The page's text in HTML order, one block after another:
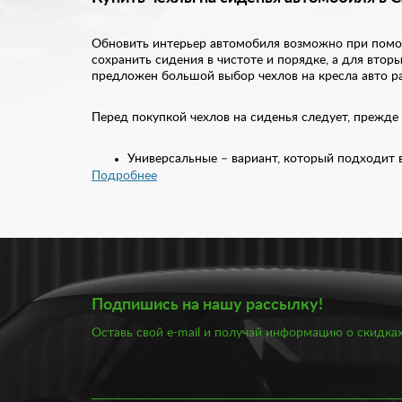
Обновить интерьер автомобиля возможно при
сохранить сидения в чистоте и порядке, а для
предложен большой выбор чехлов на кресла авто
Перед покупкой чехлов на сиденья следует,
Универсальные – вариант, который
Модельные – чехлы, созданные специально
Определившись с моделью чехлов, стоит решить,
изготовлении чехлов на кресла автомобилей –
обладают высокой прочностью и возможностью
Единственный недостаток велюра – пылеемкость.
отличаются довольно малой стоимостью. Но по-
с тиснением и перфорацией. Также экокожа
В нашем ассортименте предложен большой выбор
авто чехлы. Что касается материала, то мы
авточехлы в Самаре вы можете у нас по доступной
Подробнее
Подпишись на нашу рассылку!
Оставь свой e-mail и получай информацию о